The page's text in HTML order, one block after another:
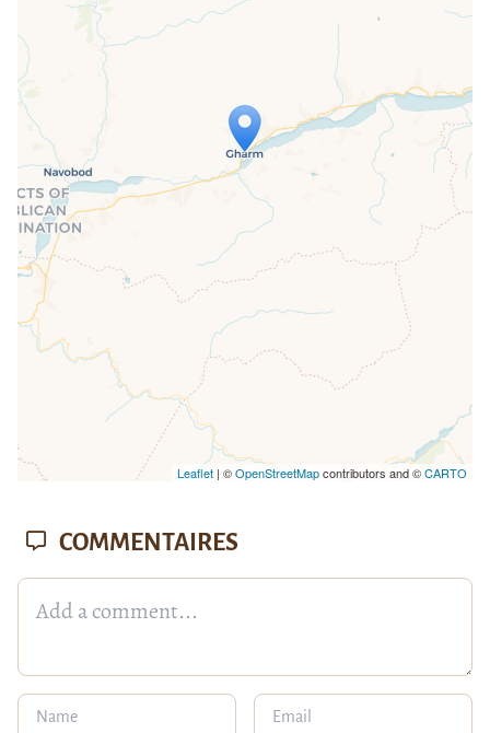
Travelers' Map is loading...
If you see this after your page is
loaded completely, leafletJS files are
missing.
Leaflet| ©OpenStreetMapcontributors and ©CARTO
COMMENTAIRES